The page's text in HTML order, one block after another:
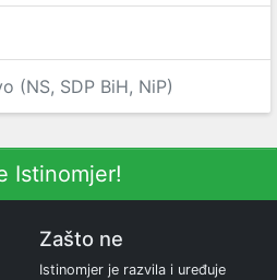
(NS, SDP BiH, NiP)
Istinomjer!
Zašto ne
Istinomjer je razvila i uređuje